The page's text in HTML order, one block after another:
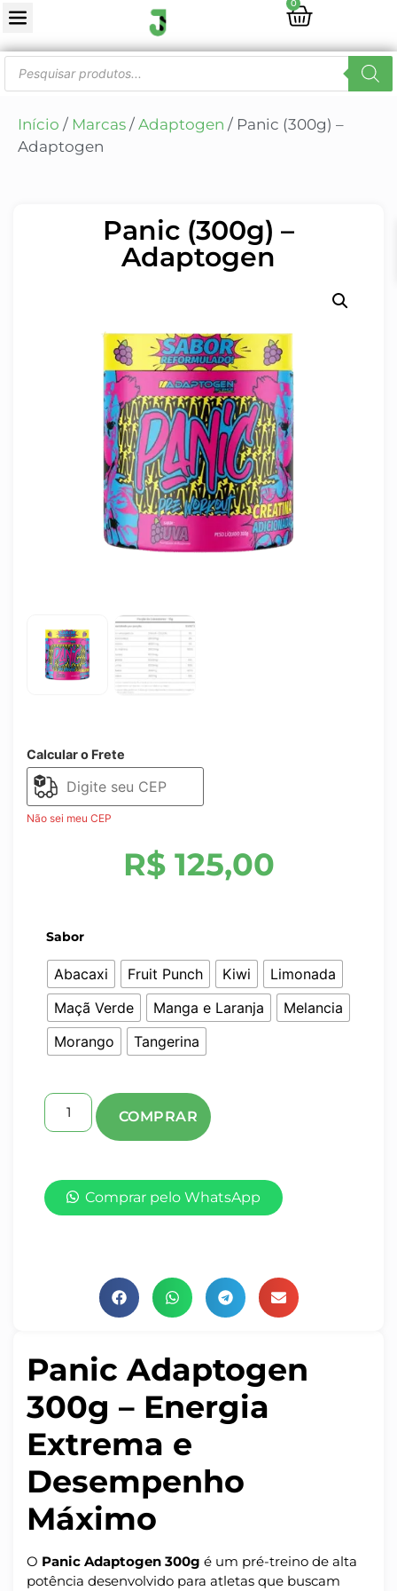
0
Início / Marcas / Adaptogen / Panic (300g) –
Adaptogen
Panic Adaptogen
300g – Energia
Extrema e
Desempenho
Máximo
O Panic Adaptogen 300g é um pré-treino de alta
potência desenvolvido para atletas que buscam
Panic (300g) –
Adaptogen
Calcular o Frete
Não sei meu CEP
R$125,00
Sabor
Abacaxi Fruit Punch Kiwi
Limonada
Maçã Verde
Manga e Laranja
Melancia
Morango
Tangerina
Comprar pelo WhatsApp